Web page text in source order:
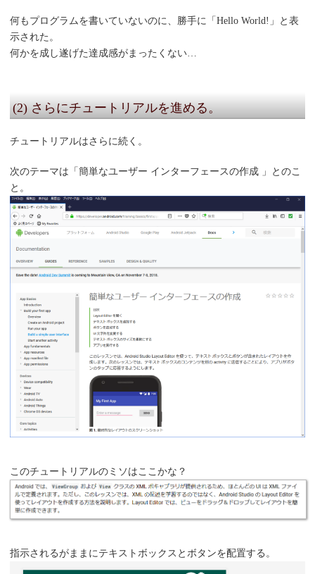
何もプログラムを書いていないのに、勝手に「Hello World!」と表
示された。
何かを成し遂げた達成感がまったくない…
(2) さらにチュートリアルを進める。
チュートリアルはさらに続く。
次のテーマは「簡単なユーザー インターフェースの作成 」とのこ
と。
このチュートリアルのミソはここかな？
指示されるがままにテキストボックスとボタンを配置する。